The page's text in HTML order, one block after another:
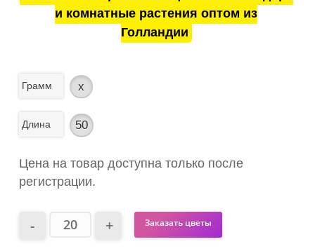
и комнатные растения оптом из
Голландии
Грамм x
Длина 50
Цена на товар доступна только после
регистрации.
Заказать цветы